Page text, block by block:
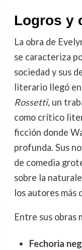
Logros y
La obra de
se caracteriza
sociedad y sus
literario llegó
Rossetti, un
como crítico
ficción donde
profunda. Sus
de comedia
sobre la
los autores más
Entre sus obras
Fechoria